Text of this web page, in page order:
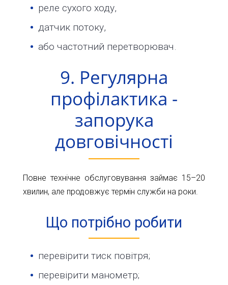
реле сухого ходу,
датчик потоку,
або частотний перетворювач.
9. Регулярна
профілактика -
запорука
довговічності
Повне технічне обслуговування займає 15–20
хвилин, але продовжує термін служби на роки.
Що потрібно робити
перевірити тиск повітря;
перевірити манометр;